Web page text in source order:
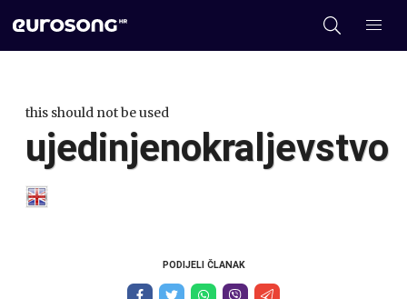
this should not be used
ujedinjenokraljevstvo
PODIJELI ČLANAK